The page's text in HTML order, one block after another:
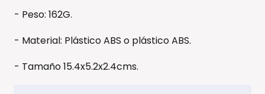
- Peso: 162G.
- Material: Plástico ABS o plástico ABS.
- Tamaño 15.4x5.2x2.4cms.